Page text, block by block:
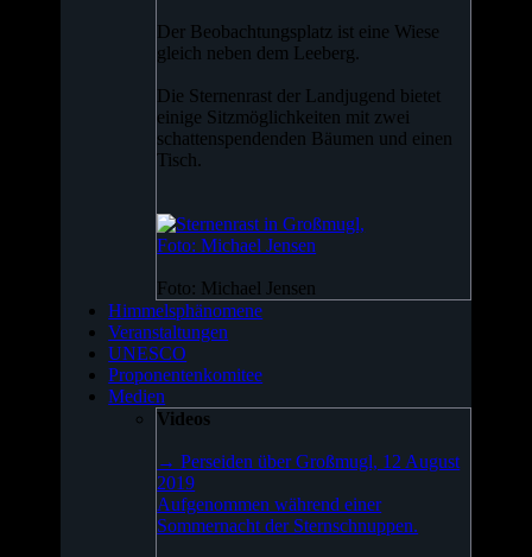
Der Beobachtungsplatz ist eine Wiese
gleich neben dem Leeberg.
Die Sternenrast der Landjugend bietet
einige Sitzmöglichkeiten mit zwei
schattenspendenden Bäumen und einen
Tisch.
Foto: Michael Jensen
Himmelsphänomene
Veranstaltungen
UNESCO
Proponentenkomitee
Medien
Videos
→ Perseiden über Großmugl, 12 August
2019
Aufgenommen während einer
Sommernacht der Sternschnuppen.